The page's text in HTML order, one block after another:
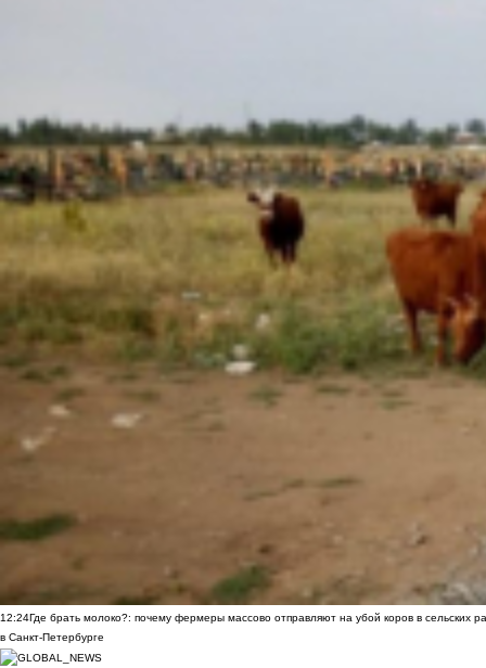
12:24Где брать молоко?: почему фермеры массово отправляют на убой коров в сельских
в Санкт-Петербурге